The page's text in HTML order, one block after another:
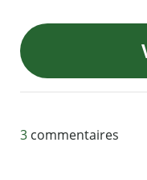
3 commentaires